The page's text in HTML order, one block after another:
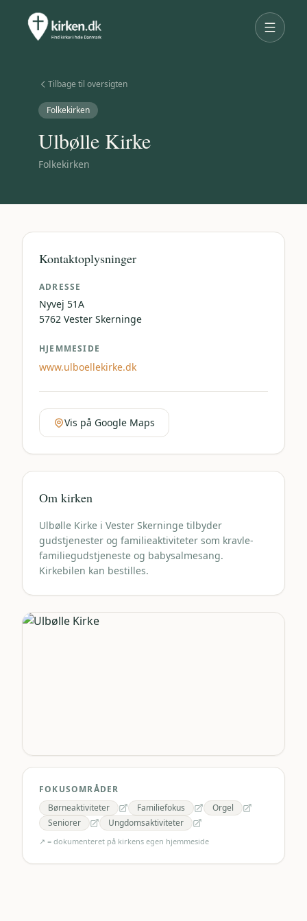
Tilbage til oversigten
Folkekirken
Ulbølle Kirke
Folkekirken
Kontaktoplysninger
ADRESSE
Nyvej 51A
5762 Vester Skerninge
HJEMMESIDE
www.ulboellekirke.dk
Vis på Google Maps
Om kirken
Ulbølle Kirke i Vester Skerninge tilbyder
gudstjenester og familieaktiviteter som kravle-
familiegudstjeneste og babysalmesang.
Kirkebilen kan bestilles.
FOKUSOMRÅDER
Børneaktiviteter
Familiefokus
Orgel
Seniorer
Ungdomsaktiviteter
↗ = dokumenteret på kirkens egen hjemmeside